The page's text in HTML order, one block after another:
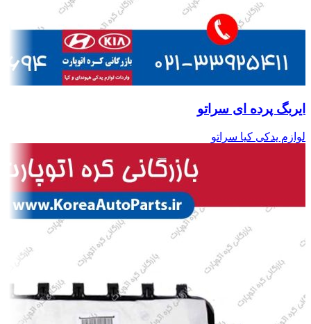
ایربگ پرده ای سراتو
لوازم یدکی کیا سراتو